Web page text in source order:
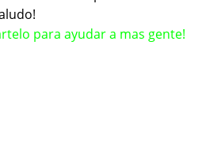
para ayudar a mas gente!